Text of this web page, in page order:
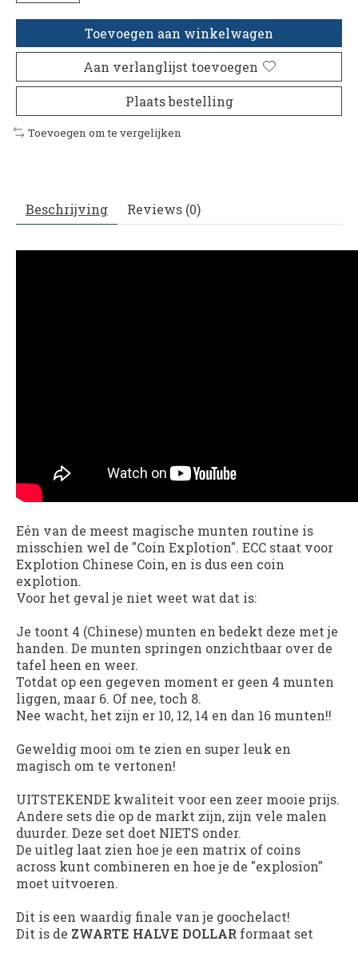
Toevoegen aan winkelwagen
Aan verlanglijst toevoegen
Plaats bestelling
Toevoegen om te vergelijken
Beschrijving Reviews (0)
Eén van de meest magische munten routine is
misschien wel de "Coin Explotion". ECC staat voor
Explotion Chinese Coin, en is dus een coin
explotion.
Voor het geval je niet weet wat dat is:
Je toont 4 (Chinese) munten en bedekt deze met je
handen. De munten springen onzichtbaar over de
tafel heen en weer.
Totdat op een gegeven moment er geen 4 munten
liggen, maar 6. Of nee, toch 8.
Nee wacht, het zijn er 10, 12, 14 en dan 16 munten!!
Geweldig mooi om te zien en super leuk en
magisch om te vertonen!
UITSTEKENDE kwaliteit voor een zeer mooie prijs.
Andere sets die op de markt zijn, zijn vele malen
duurder. Deze set doet NIETS onder.
De uitleg laat zien hoe je een matrix of coins
across kunt combineren en hoe je de "explosion"
moet uitvoeren.
Dit is een waardig finale van je goochelact!
Dit is de ZWARTE HALVE DOLLAR formaat set